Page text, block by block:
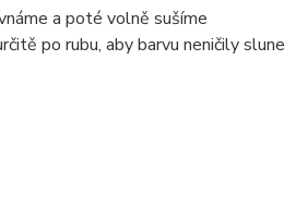
a poté volně sušíme
po rubu, aby barvu neničily